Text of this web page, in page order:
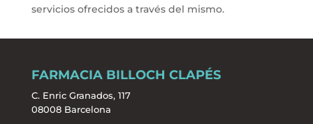
servicios ofrecidos a través del mismo.
FARMACIA BILLOCH CLAPÉS
C. Enric Granados, 117
08008 Barcelona